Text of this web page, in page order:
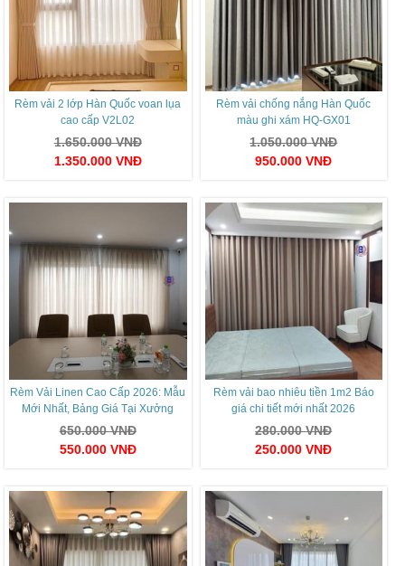
Rèm vải 2 lớp Hàn Quốc voan lụa
cao cấp V2L02
1.650.000VNĐ
1.350.000 VNĐ
Rèm vải chống nắng Hàn Quốc
màu ghi xám HQ-GX01
1.050.000VNĐ
950.000VNĐ
Rèm Vải Linen Cao Cấp 2026: Mẫu
Mới Nhất, Bảng Giá Tại Xưởng
650.000VNĐ
550.000 VNĐ
Rèm vải bao nhiêu tiền 1m2 Báo
giá chi tiết mới nhất 2026
280.000VNĐ
250.000VNĐ